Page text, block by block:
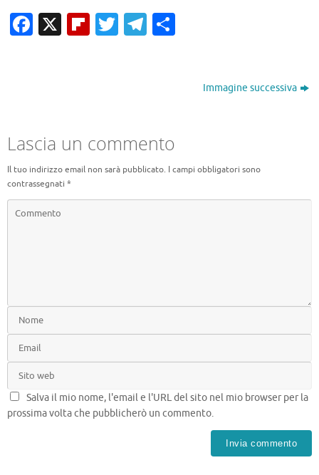
Facebook
X Flipboard
TwitterTelegram
Immagine successiva
Lascia un commento
Il tuo indirizzo email non sarà pubblicato. I campi obbligatori sono
contrassegnati *
Salva il mio nome, l'email e l'URL del sito nel mio browser per la
prossima volta che pubblicherò un commento.